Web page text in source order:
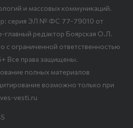
и массовых коммуникаций.
серия ЭЛ № ФС 77-79010 от
редактор Боярская О.Л.
ограниченной ответственностью
Все права защищены.
полных материалов
возможно только при
ves-vesti.ru